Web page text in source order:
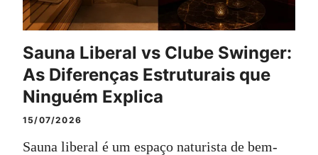
Sauna Liberal vs Clube Swinger:
As Diferenças Estruturais que
Ninguém Explica
15/07/2026
Sauna liberal é um espaço naturista de bem-